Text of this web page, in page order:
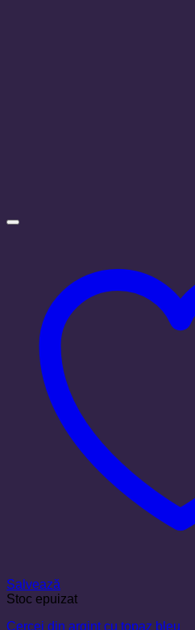
Salvează
Stoc epuizat
Cercei din argint cu topaz bleu